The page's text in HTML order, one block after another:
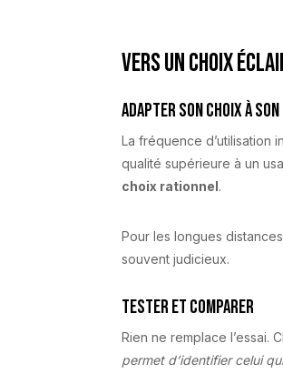
Vers un choix
Adapter son choix à
La fréquence d’utilisation
qualité supérieure à un
choix rationnel.
Pour les longues
souvent judicieux.
Tester et comparer
Rien ne remplace l’essai.
permet d’identifier celui